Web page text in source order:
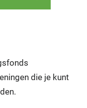
die je kunt